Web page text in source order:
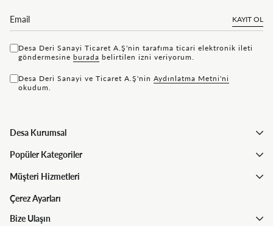
KAYIT OL
Desa Deri Sanayi Ticaret A.Ş'nin tarafıma ticari elektronik ileti
göndermesine bu rada belirtilen izni veriyorum.
Desa Deri Sanayi ve Ticaret A.Ş'nin Aydınlatma Metni'ni
okudum.
Desa Kurumsal
Popüler Kategoriler
Müşteri Hizmetleri
Çerez Ayarları
Bize Ulaşın